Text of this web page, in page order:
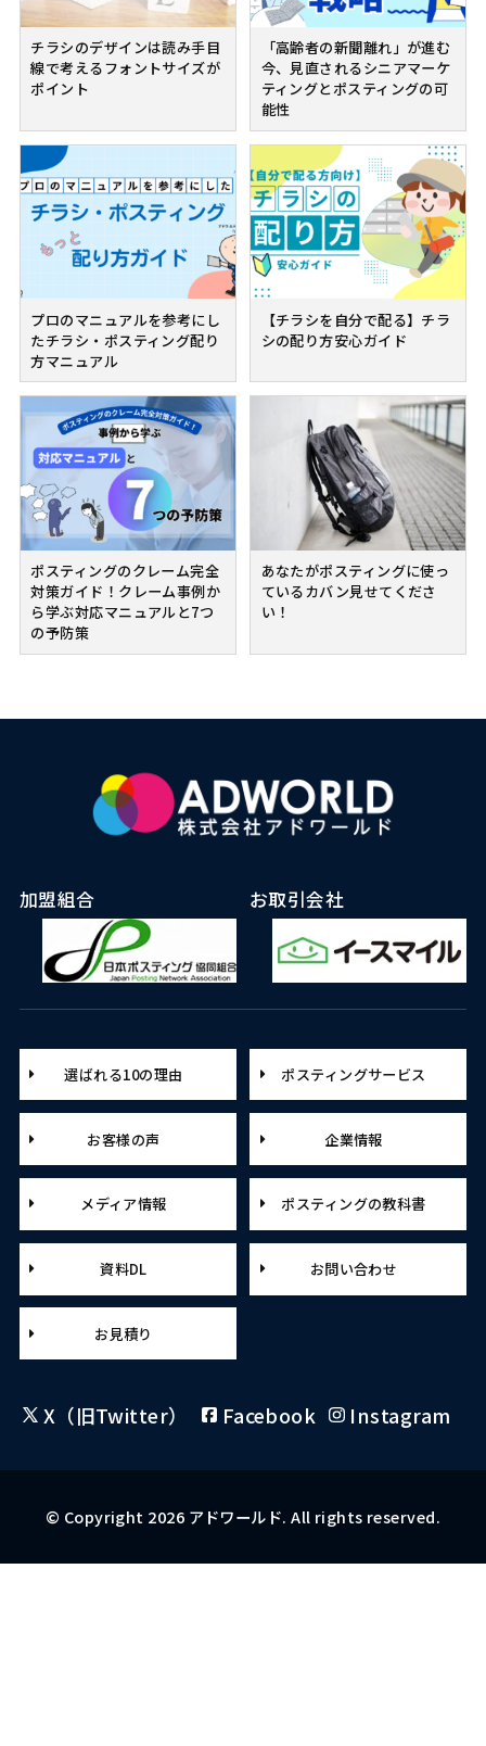
チラシのデザインは読み手目
線で考えるフォントサイズが
ポイント
「高齢者の新聞離れ」が進む
今、見直されるシニアマーケ
ティングとポスティングの可
能性
プロのマニュアルを参考にし
たチラシ・ポスティング配り
方マニュアル
【チラシを自分で配る】チラ
シの配り方安心ガイド
ポスティングのクレーム完全
対策ガイド！クレーム事例か
ら学ぶ対応マニュアルと7つ
の予防策
あなたがポスティングに使っ
ているカバン見せてくださ
い！
加盟組合 お取引会社
選ばれる10の理由 ポスティングサービス
お客様の声 企業情報
メディア情報 ポスティングの教科書
資料DL お問い合わせ
お見積り
X（旧Twitter） Facebook Instagram
© Copyright 2026 アドワールド. All rights reserved.